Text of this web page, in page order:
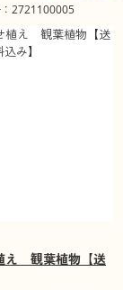
2721100005
え 観葉植物【送